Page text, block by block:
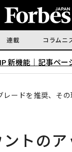
連載 コラムニ
新機能｜ 記事ペー
ードを推奨、そ
トのア